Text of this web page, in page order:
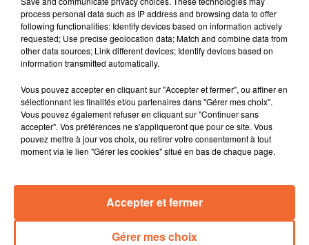
vers un retour à l'emploi.
Le Campus des Sicaudières à Bressuir acceuillait tout
récemment le 3ème salon de la contention organisée
par la MSA Poitou.
poursuivent avec un temps fort ce soir au Théatre
autour du paysagiste et géographe Alexis Pernet.
Dans l'actualité sportive, les Chamois ont raté de peu
leur retour en Ligue 2.
En basket, CB se déplace à Paris ce soir pour le match
process personal data such as IP address and browsing data to offer
following functionalities: Identify devices based on information actively
requested; Use precise geolocation data; Match and combine data from
other data sources; Link different devices; Identify devices based on
information transmitted automatically.
Vous pouvez accepter en cliquant sur "Accepter et fermer", ou affiner en
sélectionnant les finalités et/ou partenaires dans "Gérer mes choix".
Vous pouvez également refuser en cliquant sur "Continuer sans
accepter". Vos préférences ne s'appliqueront que pour ce site. Vous
pouvez mettre à jour vos choix, ou retirer votre consentement à tout
moment via le lien "Gérer les cookies" situé en bas de chaque page.
Gérer mes choix
Accepter et fermer